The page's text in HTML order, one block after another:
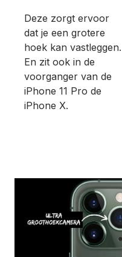
Deze zorgt ervoor
dat je een grotere
hoek kan vastleggen.
En zit ook in de
voorganger van de
iPhone 11 Pro de
iPhone X.